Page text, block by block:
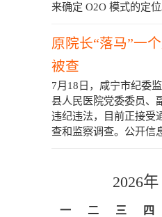
来确定 O2O 模式的定
原院长“落马”一
被查
7月18日，咸宁市纪委
县人民医院党委委员、
违纪违法，目前正接受
查和监察调查。公开信
2026年
一 二 三 四